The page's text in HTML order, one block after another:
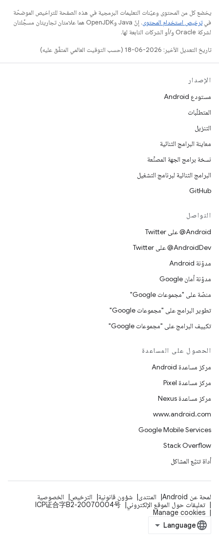
يخضع كل من المحتوى وعيّنات التعليمات البرمجية في هذه الصفحة للتراخيص الموضحّة
فيترخيص استخدام المحتوى
. إنّ Java وOpenJDK هما علامتان تجاريتان مسجَّلتان
لشركة Oracle و/أو الشركات التابعة لها.
تاريخ التعديل الأخير: 2026-06-18 (حسب التوقيت العالمي المتفَّق عليه)
الإصدار
مستودع Android
المتطلّبات
التنزيل
معاينة البرامج الثنائية
نسخة برامج الجهة المصنِّعة
البرامج الثنائية لبرنامج التشغيل
GitHub
التواصل
‎@Android على Twitter
‎@AndroidDev على Twitter
مدوّنة Android
مدوّنة أمان Google
منصّة على "مجموعات Google"
تطوير البرامج على "مجموعات Google"
تكييف البرامج على "مجموعات Google"
الحصول على المساعدة
مركز مساعدة Android
مركز مساعدة Pixel
مركز مساعدة Nexus
www.android.com
Google Mobile Services
Stack Overflow
أداة تتبّع المشاكل
لمحة عن Android المنتدى شؤون قانونية الترخيص
الخصوصية
تعليقات حول الموقع الإلكتروني
ICP证合字B2-20070004号
Manage cookies